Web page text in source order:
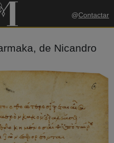
@Contactar
de Nicandro